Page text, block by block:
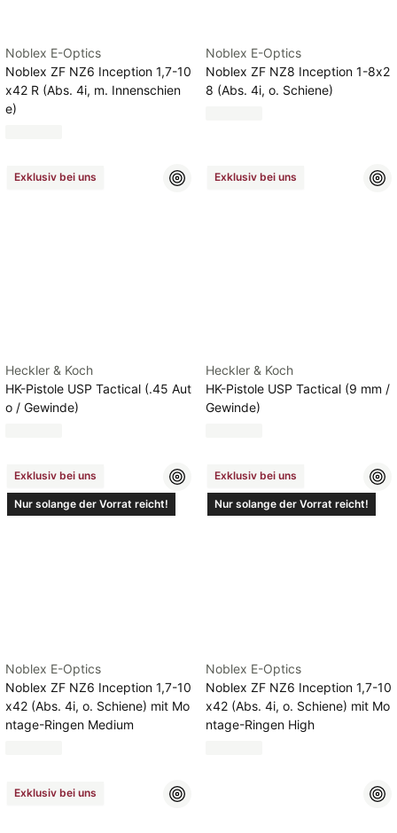
Noblex E-Optics
Noblex ZF NZ6 Inception 1,7-10
x42 R (Abs. 4i, m. Innenschien
e)
Noblex E-Optics
Noblex ZF NZ8 Inception 1-8x2
8 (Abs. 4i, o. Schiene)
Exklusiv bei uns
Heckler & Koch
HK-Pistole USP Tactical (.45 Aut
o / Gewinde)
Exklusiv bei uns
Heckler & Koch
HK-Pistole USP Tactical (9 mm /
Gewinde)
Exklusiv bei uns
Nur solange der Vorrat reicht!
Noblex E-Optics
Noblex ZF NZ6 Inception 1,7-10
x42 (Abs. 4i, o. Schiene) mit Mo
ntage-Ringen Medium
Exklusiv bei uns
Nur solange der Vorrat reicht!
Noblex E-Optics
Noblex ZF NZ6 Inception 1,7-10
x42 (Abs. 4i, o. Schiene) mit Mo
ntage-Ringen High
Exklusiv bei uns